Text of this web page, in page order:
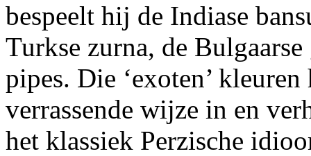
bespeelt hij de Indiase
Turkse zurna, de
pipes. Die ‘exoten’
verrassende wijze in en
het klassiek Perzische